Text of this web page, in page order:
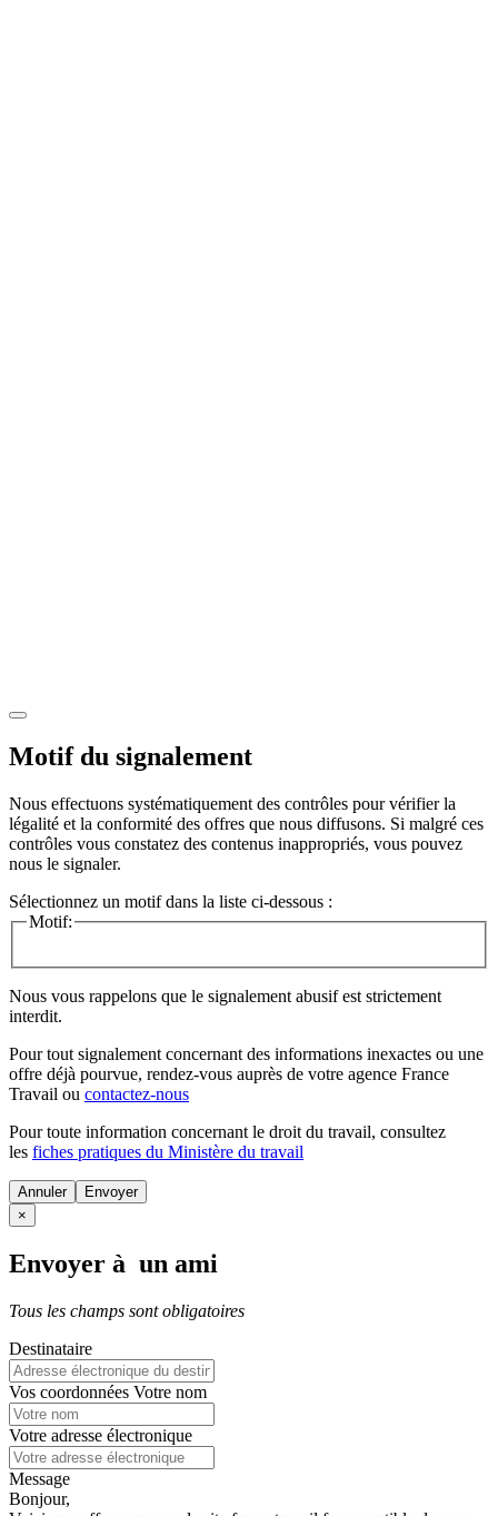
Motif du signalement
Nous effectuons systématiquement des contrôles pour vérifier la
légalité et la conformité des offres que nous diffusons. Si malgré ces
contrôles vous constatez des contenus inappropriés, vous pouvez
nous le signaler.
Sélectionnez un motif dans la liste ci-dessous :
Motif:
Nous vous rappelons que le signalement abusif est strictement
interdit.
Pour tout signalement concernant des informations inexactes ou une
offre déjà pourvue, rendez-vous auprès de votre agence France
Travail ou contactez-nous
Pour toute information concernant le droit du travail, consultez
les fiches pratiques du Ministère du travail
Annuler
×
Envoyer à un ami
Tous les champs sont obligatoires
Destinataire
Vos coordonnées Votre nom
Votre adresse électronique
Message
Bonjour,